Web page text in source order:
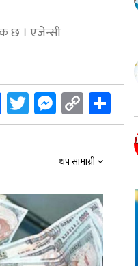
छ । एजेन्सी
Facebook
Twitter
Messenger
Copy
Link
थप सामाग्री